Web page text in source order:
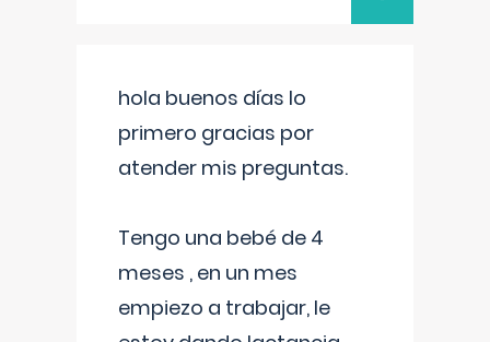
hola buenos días lo
primero gracias por
atender mis preguntas.
Tengo una bebé de 4
meses , en un mes
empiezo a trabajar, le